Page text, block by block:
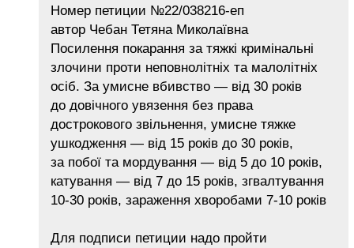
Номер петиции №22/038216-еп
автор Чебан Тетяна Миколаївна
Посилення покарання за тяжкі кримінальні
злочини проти неповнолітніх та малолітніх
осіб. За умисне вбивство — від 30 років
до довічного увязення без права
дострокового звільнення, умисне тяжке
ушкодження — від 15 років до 30 років,
за побої та мордування — від 5 до 10 років,
катування — від 7 до 15 років, згвалтування
10-30 років, зараження хворобами 7-10 років
Для подписи петиции надо пройти